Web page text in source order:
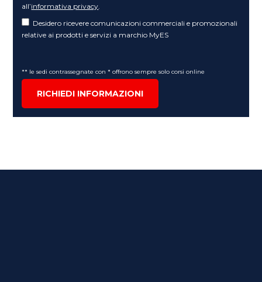
all’informativa privacy
Desidero ricevere comunicazioni commerciali e promozionali
relative ai prodotti e servizi a marchio MyES
** le sedi contrassegnate con * offrono sempre solo corsi online
RICHIEDI INFORMAZIONI